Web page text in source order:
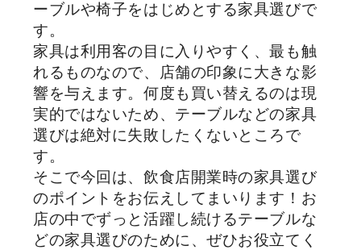
ーブルや椅子をはじめとする家具選びで
す。
家具は利用客の目に入りやすく、最も触
れるものなので、店舗の印象に大きな影
響を与えます。何度も買い替えるのは現
実的ではないため、テーブルなどの家具
選びは絶対に失敗したくないところで
す。
そこで今回は、飲食店開業時の家具選び
のポイントをお伝えしてまいります！お
店の中でずっと活躍し続けるテーブルな
どの家具選びのために、ぜひお役立てく